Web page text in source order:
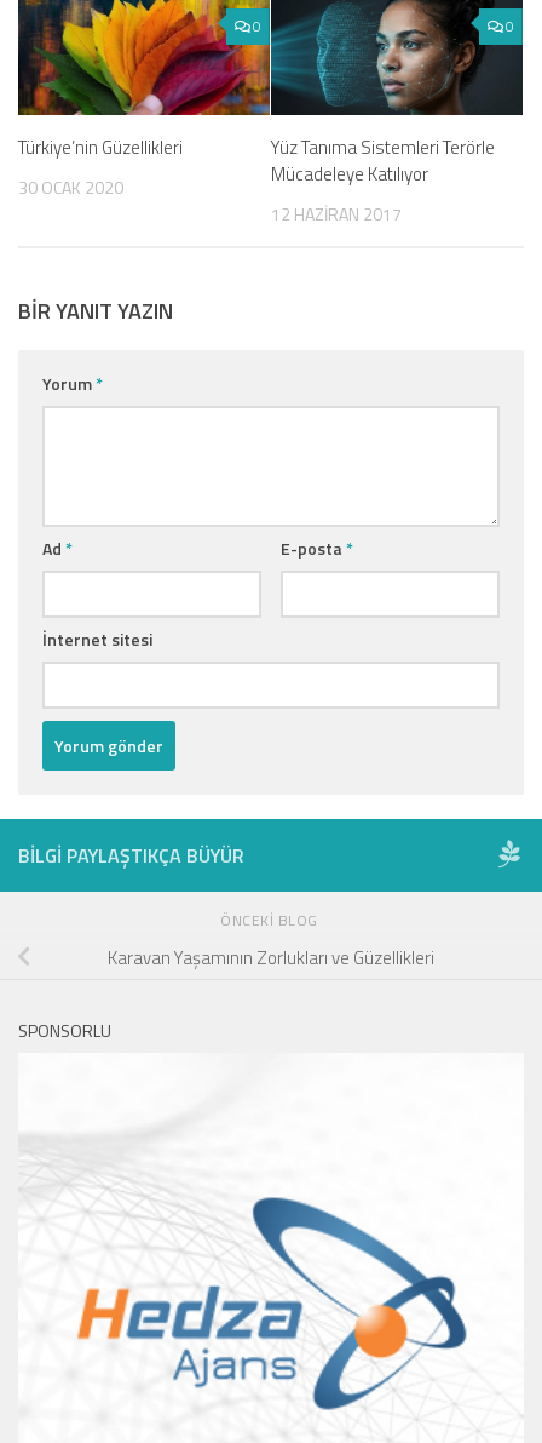
0
Türkiye’nin Güzellikleri
30 OCAK 2020
0
Yüz Tanıma Sistemleri Terörle
Mücadeleye Katılıyor
12 HAZIRAN 2017
BIR YANIT YAZIN
Yorum*
Ad* E-posta*
İnternet sitesi
BILGI PAYLAŞTIKÇA BÜYÜR
ÖNCEKI BLOG
Karavan Yaşamının Zorlukları ve Güzellikleri
SPONSORLU